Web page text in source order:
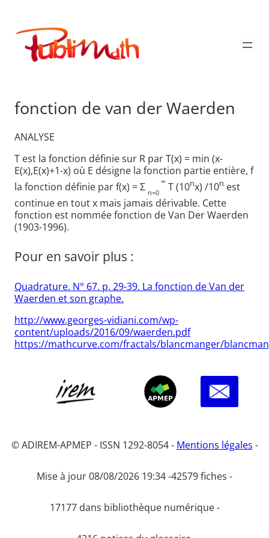
contenu
Publimath
fonction de van der Waerden
ANALYSE
T est la fonction définie sur R par T(x) = min (x-
E(x),E(x)+1-x) où E désigne la fonction partie entière, f
la fonction définie par f(x) = Σ n=0
∞ T (10nx) /10n est
continue en tout x mais jamais dérivable. Cette
fonction est nommée fonction de Van Der Waerden
(1903-1996).
Pour en savoir plus :
Quadrature. N° 67. p. 29-39. La fonction de Van der
Waerden et son graphe.
http://www.georges-vidiani.com/wp-
content/uploads/2016/09/waerden.pdf
https://mathcurve.com/fractals/blancmanger/
© ADIREM-APMEP - ISSN 1292-8054 - Mentions légales -
Mise à jour 08/08/2026 19:34 -42579 fiches -
17177 dans bibliothèque numérique -